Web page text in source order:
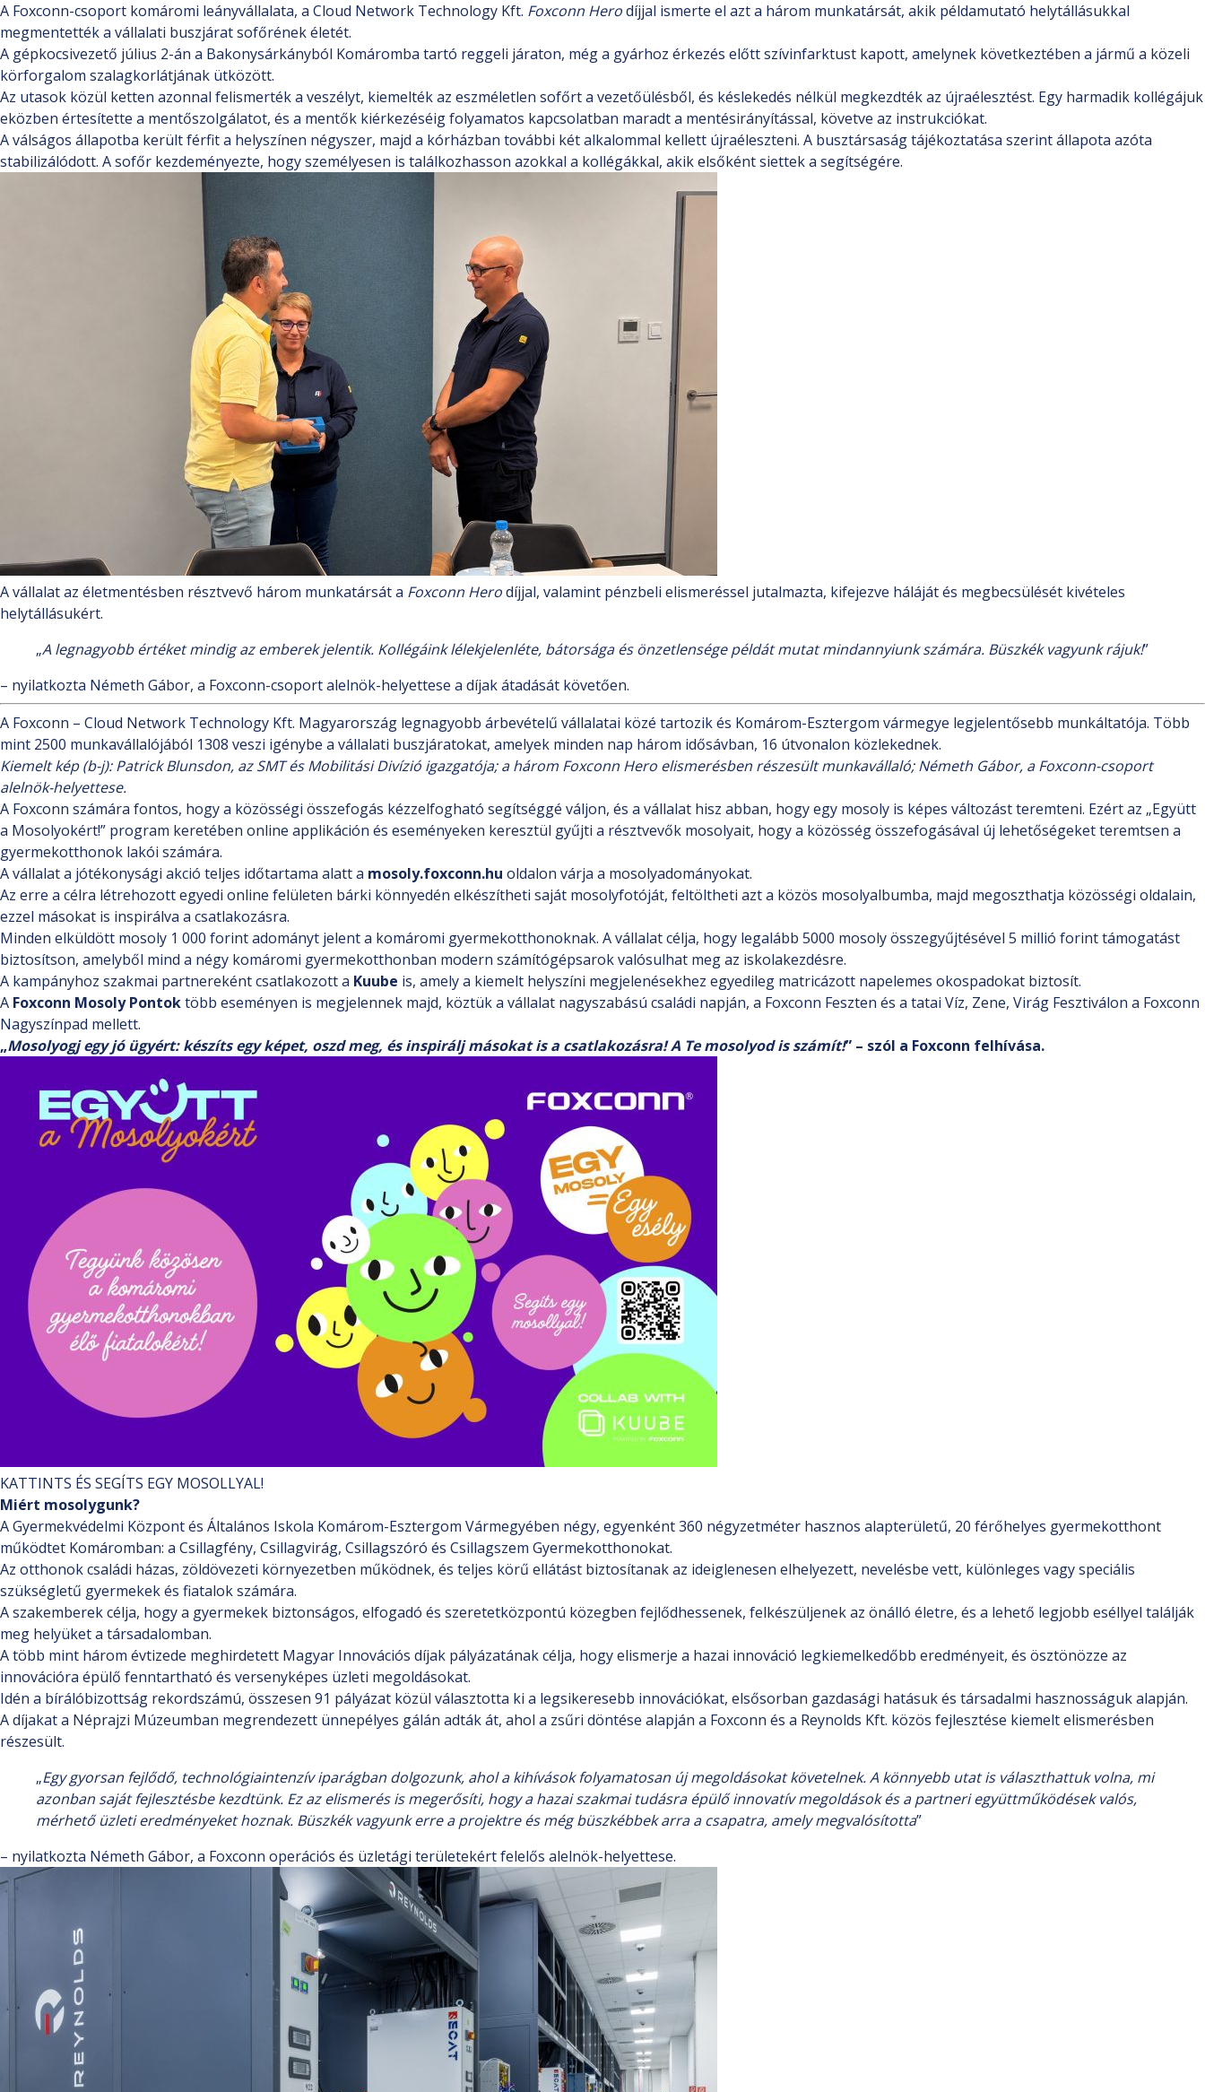
A Foxconn-csoport komáromi leányvállalata, a Cloud Network Technology Kft. Foxconn Herodíjjal ismerte el azt a három munkatársát, akik példamutató helytállásukkal
megmentették a vállalati buszjárat sofőrének életét.
A gépkocsivezető július 2-án a Bakonysárkányból Komáromba tartó reggeli járaton, még a gyárhoz érkezés előtt szívinfarktust kapott, amelynek következtében a jármű a közeli
körforgalom szalagkorlátjának ütközött.
Az utasok közül ketten azonnal felismerték a veszélyt, kiemelték az eszméletlen sofőrt a vezetőülésből, és késlekedés nélkül megkezdték az újraélesztést. Egy harmadik kollégájuk
eközben értesítette a mentőszolgálatot, és a mentők kiérkezéséig folyamatos kapcsolatban maradt a mentésirányítással, követve az instrukciókat.
A válságos állapotba került férfit a helyszínen négyszer, majd a kórházban további két alkalommal kellett újraéleszteni. A busztársaság tájékoztatása szerint állapota azóta
stabilizálódott. A sofőr kezdeményezte, hogy személyesen is találkozhasson azokkal a kollégákkal, akik elsőként siettek a segítségére.
A vállalat az életmentésben résztvevő három munkatársát a Foxconn Herodíjjal, valamint pénzbeli elismeréssel jutalmazta, kifejezve háláját és megbecsülését kivételes
helytállásukért.
„A legnagyobb értéket mindig az emberek jelentik. Kollégáink lélekjelenléte, bátorsága és önzetlensége példát mutat mindannyiunk számára. Büszkék vagyunk rájuk!”
– nyilatkozta Németh Gábor, a Foxconn-csoport alelnök-helyettese a díjak átadását követően.
A Foxconn – Cloud Network Technology Kft. Magyarország legnagyobb árbevételű vállalatai közé tartozik és Komárom-Esztergom vármegye legjelentősebb munkáltatója. Több
mint 2500 munkavállalójából 1308 veszi igénybe a vállalati buszjáratokat, amelyek minden nap három idősávban, 16 útvonalon közlekednek.
Kiemelt kép (b-j): Patrick Blunsdon, az SMT és Mobilitási Divízió igazgatója; a három Foxconn Hero elismerésben részesült munkavállaló; Németh Gábor, a Foxconn-csoport
alelnök-helyettese.
A Foxconn számára fontos, hogy a közösségi összefogás kézzelfogható segítséggé váljon, és a vállalat hisz abban, hogy egy mosoly is képes változást teremteni. Ezért az „Együtt
a Mosolyokért!” program keretében online applikáción és eseményeken keresztül gyűjti a résztvevők mosolyait, hogy a közösség összefogásával új lehetőségeket teremtsen a
gyermekotthonok lakói számára.
A vállalat a jótékonysági akció teljes időtartama alatt a mosoly.foxconn.hu oldalon várja a mosolyadományokat.
Az erre a célra létrehozott egyedi online felületen bárki könnyedén elkészítheti saját mosolyfotóját, feltöltheti azt a közös mosolyalbumba, majd megoszthatja közösségi oldalain,
ezzel másokat is inspirálva a csatlakozásra.
Minden elküldött mosoly 1 000 forint adományt jelent a komáromi gyermekotthonoknak. A vállalat célja, hogy legalább 5000 mosoly összegyűjtésével 5 millió forint támogatást
biztosítson, amelyből mind a négy komáromi gyermekotthonban modern számítógépsarok valósulhat meg az iskolakezdésre.
A kampányhoz szakmai partnereként csatlakozott a Kuube is, amely a kiemelt helyszíni megjelenésekhez egyedileg matricázott napelemes okospadokat biztosít.
A Foxconn Mosoly Pontoktöbb eseményen is megjelennek majd, köztük a vállalat nagyszabású családi napján, a Foxconn Feszten és a tatai Víz, Zene, Virág Fesztiválon a Foxconn
Nagyszínpad mellett.
„Mosolyogj egy jó ügyért: készíts egy képet, oszd meg, és inspirálj másokat is a csatlakozásra! A Te mosolyod is számít!” – szól a Foxconn felhívása.
KATTINTS ÉS SEGÍTS EGY MOSOLLYAL!
Miért mosolygunk?
A Gyermekvédelmi Központ és Általános Iskola Komárom-Esztergom Vármegyében négy, egyenként 360 négyzetméter hasznos alapterületű, 20 férőhelyes gyermekotthont
működtet Komáromban: a Csillagfény, Csillagvirág, Csillagszóró és Csillagszem Gyermekotthonokat.
Az otthonok családi házas, zöldövezeti környezetben működnek, és teljes körű ellátást biztosítanak az ideiglenesen elhelyezett, nevelésbe vett, különleges vagy speciális
szükségletű gyermekek és fiatalok számára.
A szakemberek célja, hogy a gyermekek biztonságos, elfogadó és szeretetközpontú közegben fejlődhessenek, felkészüljenek az önálló életre, és a lehető legjobb eséllyel találják
meg helyüket a társadalomban.
A több mint három évtizede meghirdetett Magyar Innovációs díjak pályázatának célja, hogy elismerje a hazai innováció legkiemelkedőbb eredményeit, és ösztönözze az
innovációra épülő fenntartható és versenyképes üzleti megoldásokat.
Idén a bírálóbizottság rekordszámú, összesen 91 pályázat közül választotta ki a legsikeresebb innovációkat, elsősorban gazdasági hatásuk és társadalmi hasznosságuk alapján.
A díjakat a Néprajzi Múzeumban megrendezett ünnepélyes gálán adták át, ahol a zsűri döntése alapján a Foxconn és a Reynolds Kft. közös fejlesztése kiemelt elismerésben
részesült.
„Egy gyorsan fejlődő, technológiaintenzív iparágban dolgozunk, ahol a kihívások folyamatosan új megoldásokat követelnek. A könnyebb utat is választhattuk volna, mi
azonban saját fejlesztésbe kezdtünk. Ez az elismerés is megerősíti, hogy a hazai szakmai tudásra épülő innovatív megoldások és a partneri együttműködések valós,
mérhető üzleti eredményeket hoznak. Büszkék vagyunk erre a projektre és még büszkébbek arra a csapatra, amely megvalósította”
– nyilatkozta Németh Gábor, a Foxconn operációs és üzletági területekért felelős alelnök-helyettese.